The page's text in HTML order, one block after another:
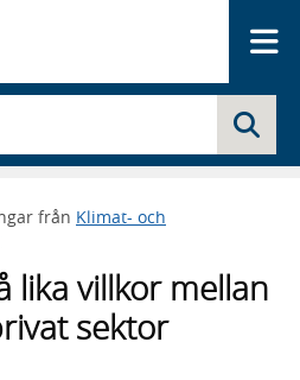
från Klimat- och
lika villkor mellan
sektor